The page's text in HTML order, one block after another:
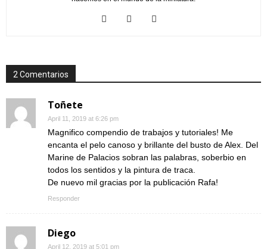
2 Comentarios
Toñete
April 11, 2019 at 6:26 pm
Magnifico compendio de trabajos y tutoriales! Me
encanta el pelo canoso y brillante del busto de Alex. Del
Marine de Palacios sobran las palabras, soberbio en
todos los sentidos y la pintura de traca.
De nuevo mil gracias por la publicación Rafa!
Responder
Diego
April 12, 2019 at 5:01 pm